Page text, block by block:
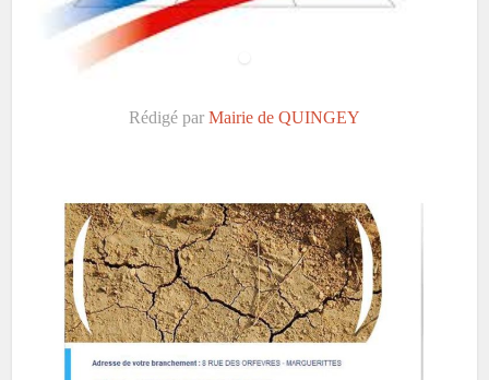
Rédigé par Mairie de QUINGEY